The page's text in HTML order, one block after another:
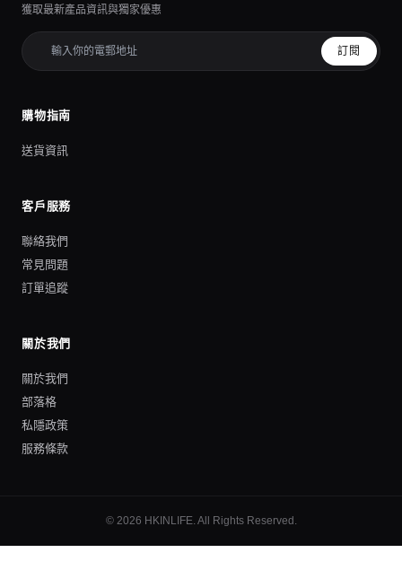
獲取最新產品資訊與獨家優惠
訂閱
購物指南
送貨資訊
客戶服務
聯絡我們
常見問題
訂單追蹤
關於我們
關於我們
部落格
私隱政策
服務條款
© 2026 HKINLIFE . All Rights Reserved.